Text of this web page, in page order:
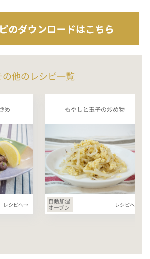
の他のレシピ一覧
め
レシピへ→
もやしと玉子の炒め物
自動加湿
オーブン
レシピへ→